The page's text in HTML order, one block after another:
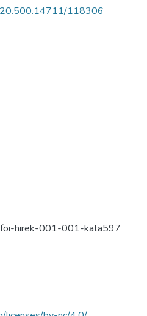
20.500.14711/118306
hirek-001-001-kata597